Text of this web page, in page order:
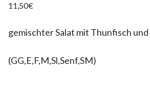
11,50€
gemischter Salat mit Thunfisch und
(GG,E,F,M,Sl,Senf,SM)